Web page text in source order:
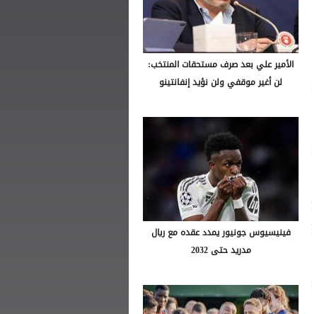
الأمير علي بعد صرف مستحقات المنتخب:
لن أغير موقفي ولن نؤيد إنفانتينو
فينيسيوس جونيور يمدد عقده مع ريال
مدريد حتى 2032